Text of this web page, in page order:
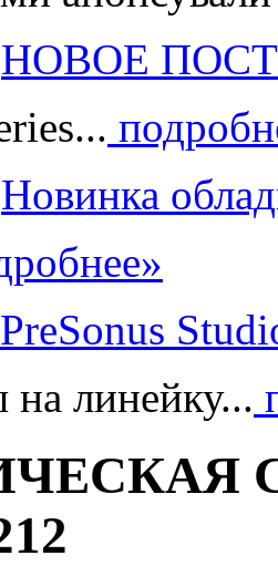
НОВОЕ
Новинка
PreSonus
линейку...